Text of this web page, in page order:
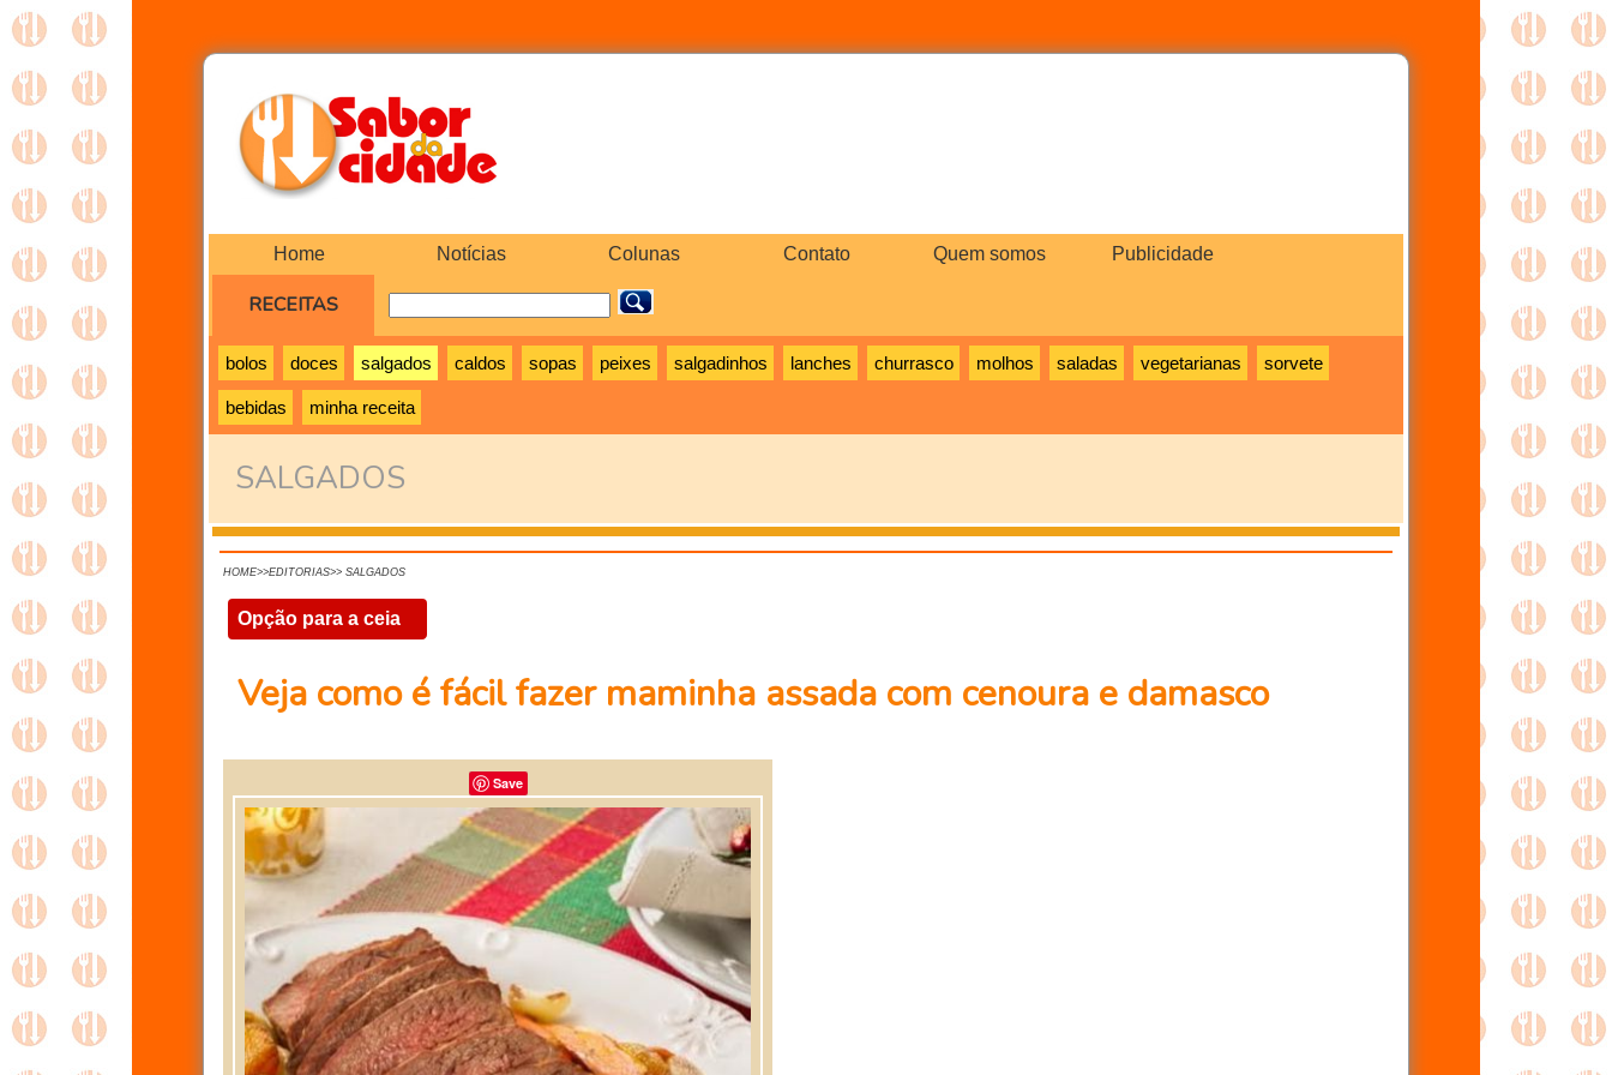
Home Notícias Colunas Contato Quem somos Publicidade
RECEITAS
bolos doces salgados caldos sopas peixes salgadinhos lanches churrasco molhos saladas vegetarianas sorvete
bebidas minha receita
SALGADOS
HOME>>EDITORIAS>> SALGADOS
Opção para a ceia
Veja como é fácil fazer maminha assada com cenoura e damasco
Save